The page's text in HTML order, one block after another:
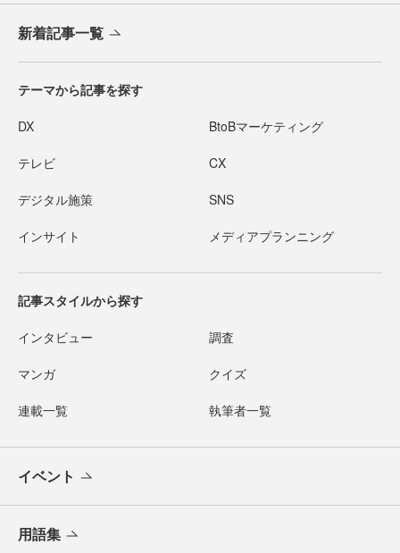
新着記事一覧
テーマから記事を探す
DX BtoBマーケティング
テレビ CX
デジタル施策 SNS
インサイト メディアプランニング
記事スタイルから探す
インタビュー 調査
マンガ クイズ
連載一覧 執筆者一覧
イベント
用語集